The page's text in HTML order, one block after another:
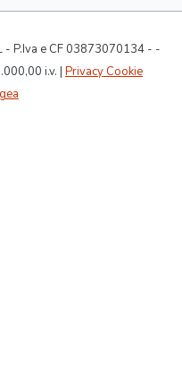
- P.Iva e CF 03873070134 - -
i.v. | Privacy Cookie